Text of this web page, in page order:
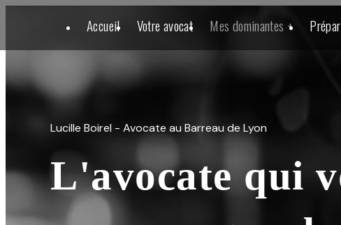
Accueil Votre avocat Mes dominantes +
Lucille Boirel - Avocate au Barreau de Lyon
L'avocate qui
Panneau de gestion des cookies